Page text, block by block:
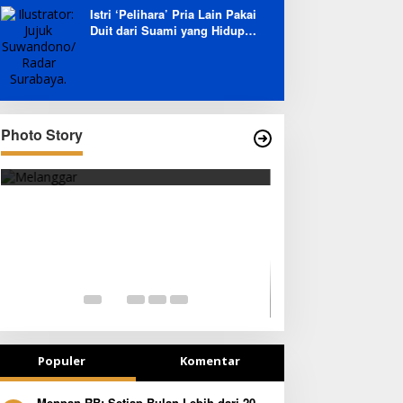
Istri ‘Pelihara’ Pria Lain Pakai
Duit dari Suami yang Hidup
Photo Story
Populer Komentar